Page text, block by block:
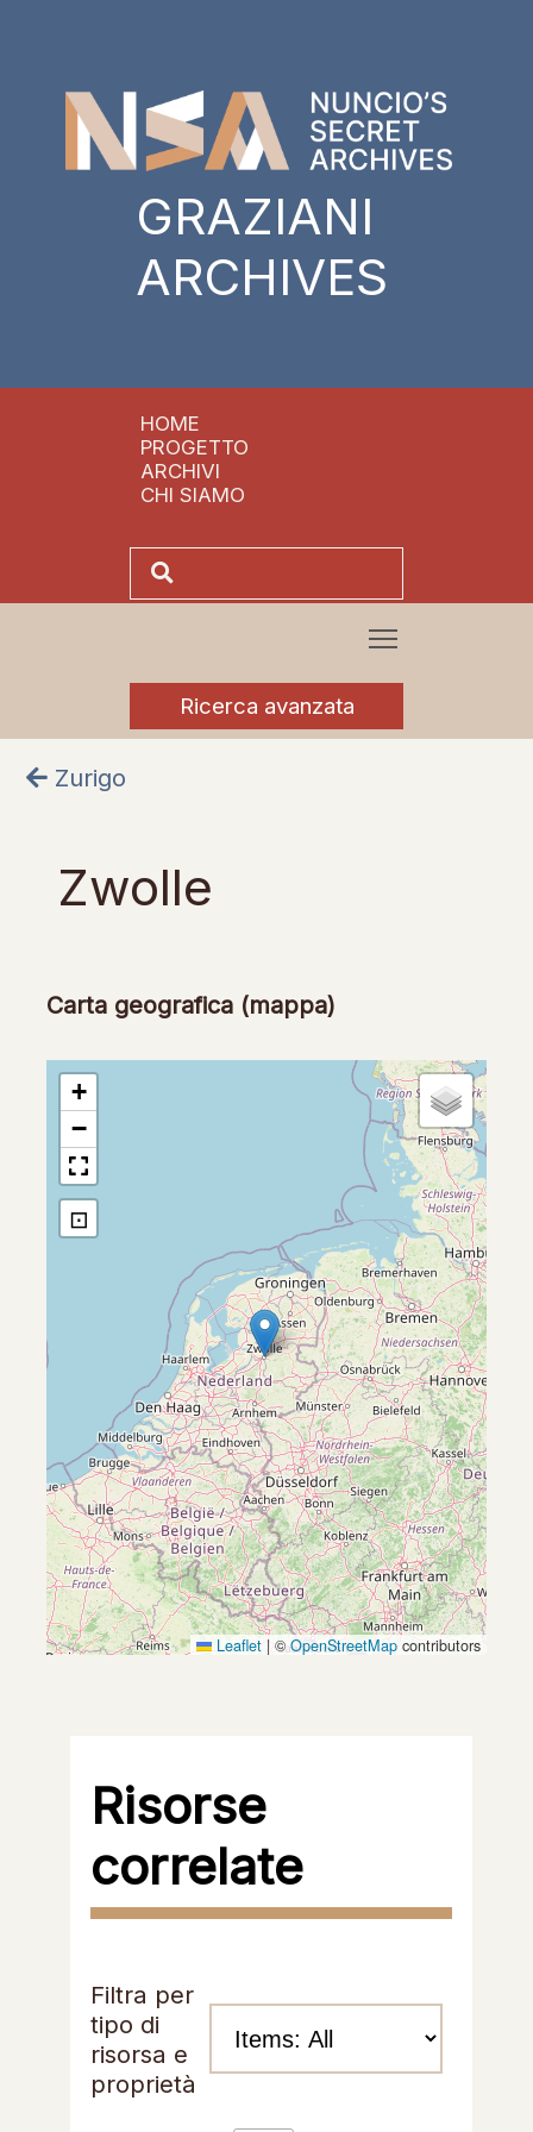
GRAZIANI
ARCHIVES
HOME
PROGETTO
ARCHIVI
CHI SIAMO
Ricerca avanzata
Zurigo
Risorse
correlate
Filtra per
tipo di
risorsa e
proprietà
Zwolle
Carta geografica (mappa)
+
−
⊡
Leaflet |©OpenStreetMapcontributors